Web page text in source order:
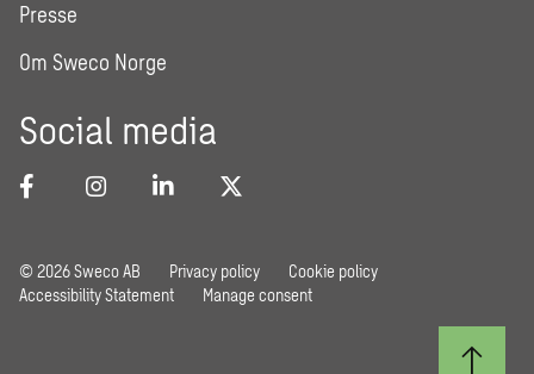
Presse
Om Sweco Norge
Social media
© 2026 Sweco AB Privacy policy
Cookie policy
Accessibility Statement
Manage consent